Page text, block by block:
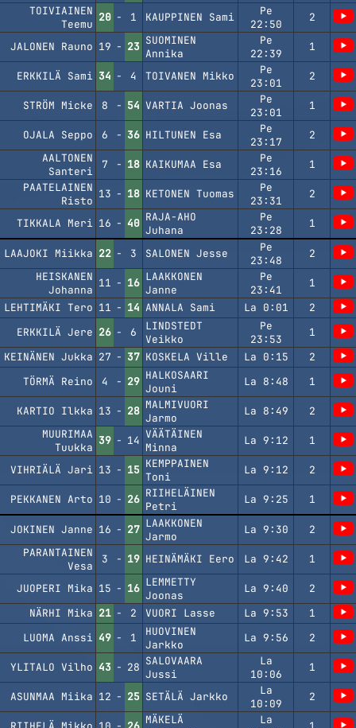
TOIVIAINEN
Teemu
20 - 1 KAUPPINEN Sami
Pe
22:50
2
JALONEN Rauno 19 - 23 SUOMINEN
Annika
Pe
22:39
1
ERKKILÄ Sami 34 - 4 TOIVANEN Mikko
Pe
23:01
2
STRÖM Micke 8 - 54 VARTIA Joonas
Pe
23:01
1
OJALA Seppo 6 - 36 HILTUNEN Esa
Pe
23:17
2
AALTONEN
Santeri
7 - 18 KAIKUMAA Esa
Pe
23:16
1
PAATELAINEN
Risto
13 - 18 KETONEN Tuomas
Pe
23:31
2
TIKKALA Meri 16 - 40 RAJA-AHO
Juhana
Pe
23:28
1
LAAJOKI Miikka 22 - 3 SALONEN Jesse
Pe
23:48
2
HEISKANEN
Johanna
11 - 16 LAAKKONEN
Janne
Pe
23:41
1
LEHTIMÄKI Tero 11 - 14 ANNALA Sami La 0:01
2
ERKKILÄ Jere 26 - 6
LINDSTEDT
Veikko
Pe
23:53
1
KEINÄNEN Jukka 27 - 37 KOSKELA Ville La 0:15
2
TÖRMÄ Reino
4 - 29 HALKOSAARI
Jouni
La 8:48 1
KARTIO Ilkka 13 - 28 MALMIVUORI
Jarmo
La 8:49
2
MUURIMAA
Tuukka
39 - 14 VÄÄTÄINEN
Minna
La 9:12 1
VIHRIÄLÄ Jari 13 - 15 KEMPPAINEN
Toni
La 9:12 2
PEKKANEN Arto 10 - 26 RIIHELÄINEN
Petri
La 9:25 1
JOKINEN Janne 16 - 27 LAAKKONEN
Jarmo
La 9:30
2
PARANTAINEN
Vesa
3 - 19 HEINÄMÄKI Eero La 9:42 1
JUOPERI Mika 15 - 16 LEMMETTY
Joonas
La 9:40
2
NÄRHI Mika 21 - 2 VUORI Lasse La 9:53
1
LUOMA Anssi 49 - 1
HUOVINEN
Jarkko
La 9:56 2
YLITALO Vilho 43 - 28 SALOVAARA
Jussi
La
10:06
1
ASUNMAA Miika 12 - 25 SETÄLÄ Jarkko
La
10:09
2
MÄKELÄ
La